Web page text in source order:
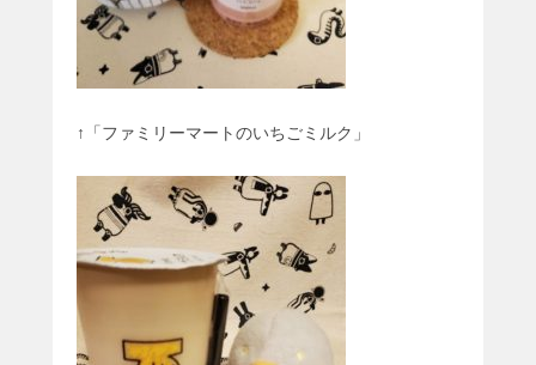
↑「ファミリーマートのいちごミルク」